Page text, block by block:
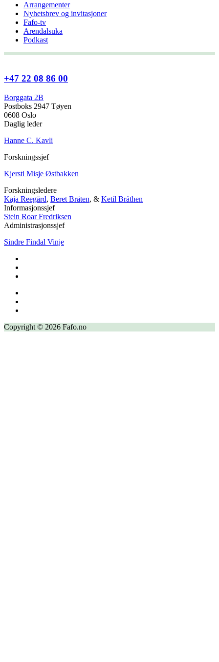
Arrangementer
Nyhetsbrev og invitasjoner
Fafo-tv
Arendalsuka
Podkast
+47 22 08 86 00
Borggata 2B
Postboks 2947 Tøyen
0608 Oslo
Daglig leder
Hanne C. Kavli
Forskningssjef
Kjersti Misje Østbakken
Forskningsledere
Kaja Reegård, Beret Bråten, & Ketil Bråthen
Informasjonssjef
Stein Roar Fredriksen
Administrasjonssjef
Sindre Findal Vinje
Copyright © 2026 Fafo.no